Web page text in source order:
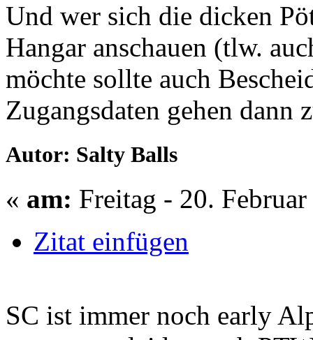
Und wer sich die dicken
Hangar anschauen (tlw.
möchte sollte auch
Zugangsdaten gehen dann
Autor: Salty Balls
« am: Freitag - 20.
Zitat einfügen
SC ist immer noch early